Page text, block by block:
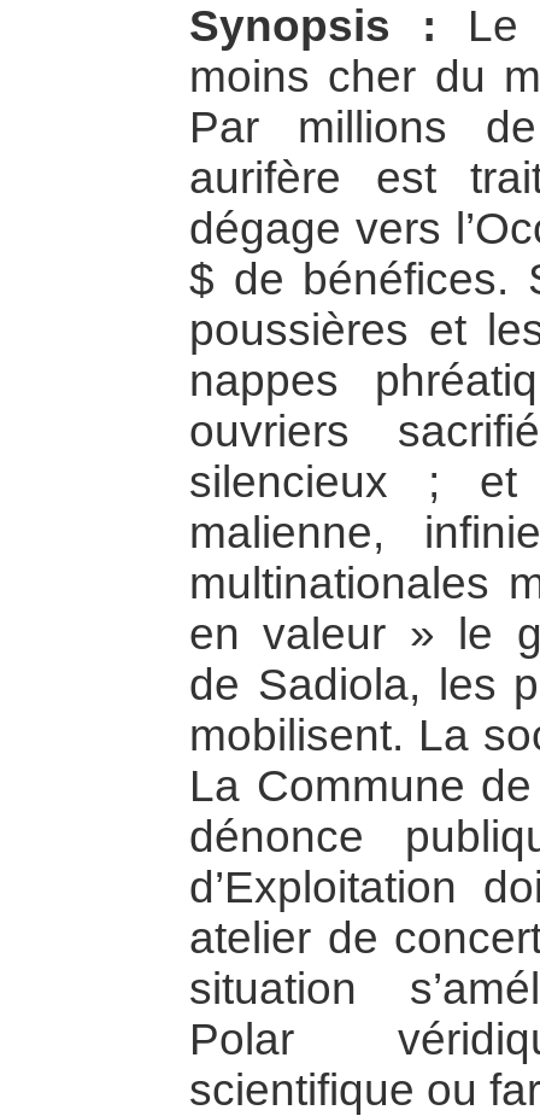
Synopsis : Le
moins cher du
Par millions
aurifère est
dégage vers
$ de bénéfices.
poussières et
nappes
ouvriers
silencieux ; et
malienne,
multinationales
en valeur » le
de Sadiola, les
mobilisent. La
La Commune
dénonce
d’Exploitation
atelier de
situation
Polar
scientifique ou